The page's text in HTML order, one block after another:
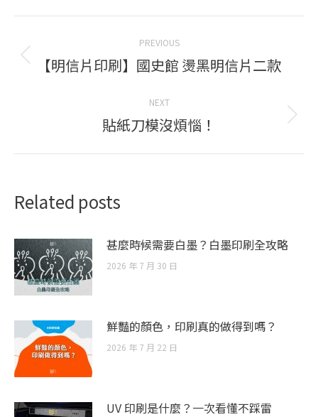
navigation
PREVIOUS
Previous
【明信片印刷】國史館 燙黑明信片二款
NEXT
Next
貼紙刀模沒煩惱！
Related posts
甚麼時候需要白墨？白墨印刷全攻略
2026 年 7 月 30 日
鮮豔的顏色，印刷真的做得到嗎？
2026 年 7 月 22 日
UV 印刷是什麼？一次看懂不踩雷